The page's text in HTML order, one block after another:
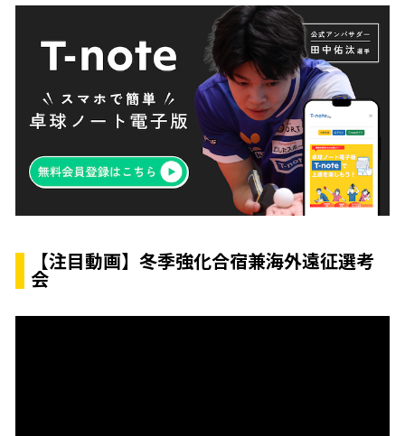
【注目動画】冬季強化合宿兼海外遠征選考
会